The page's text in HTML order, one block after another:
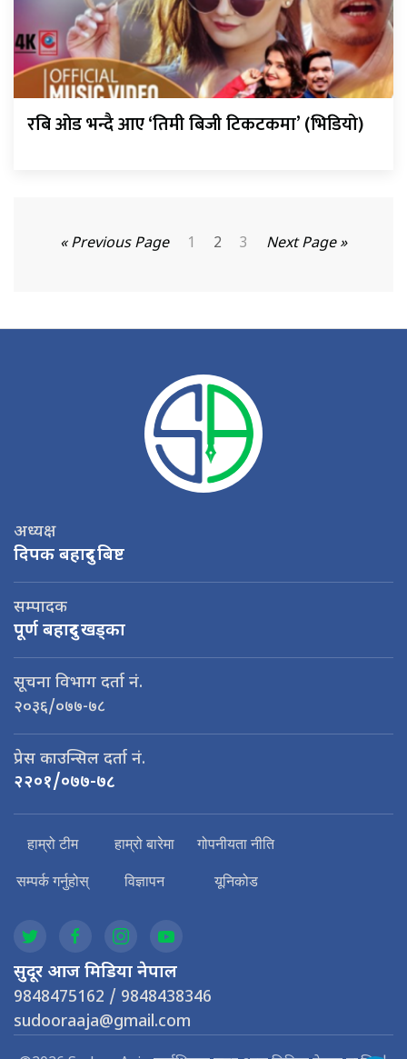
रबि ओड भन्दै आए ‘तिमी बिजी टिकटकमा’ (भिडियो)
« Previous Page 1 2 3 Next Page »
अध्यक्ष
दिपक बहादुर बिष्ट
सम्पादक
पूर्ण बहादुर खड्का
सूचना विभाग दर्ता नं.
२०३६/०७७-७८
प्रेस काउन्सिल दर्ता नं.
२२०१/०७७-७८
हाम्रो टीम हाम्रो बारेमा गोपनीयता नीति
सम्पर्क गर्नुहोस् विज्ञापन यूनिकोड
सुदूर आज मिडिया नेपाल
9848475162 / 9848438346
sudooraaja@gmail.com